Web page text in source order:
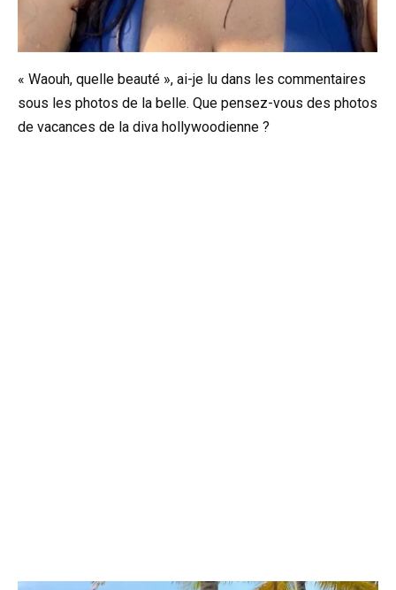
« Waouh, quelle beauté », ai-je lu dans les commentaires
sous les photos de la belle. Que pensez-vous des photos
de vacances de la diva hollywoodienne ?